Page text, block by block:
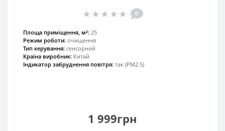
0
Площа приміщення, м²: 25
Режим роботи: очищення
Тип керування: сенсорний
Країна виробник: Китай
Індикатор забруднення повітря: так (PM2.5)
1 999грн